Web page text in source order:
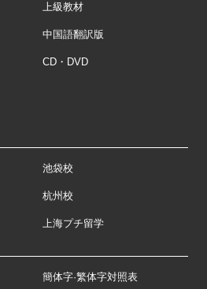
上級教材
中国語翻訳版
CD・DVD
池袋校
杭州校
上海プチ留学
簡体字·繁体字対照表